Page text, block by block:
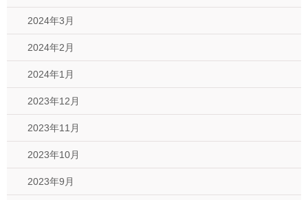
2024年3月
2024年2月
2024年1月
2023年12月
2023年11月
2023年10月
2023年9月